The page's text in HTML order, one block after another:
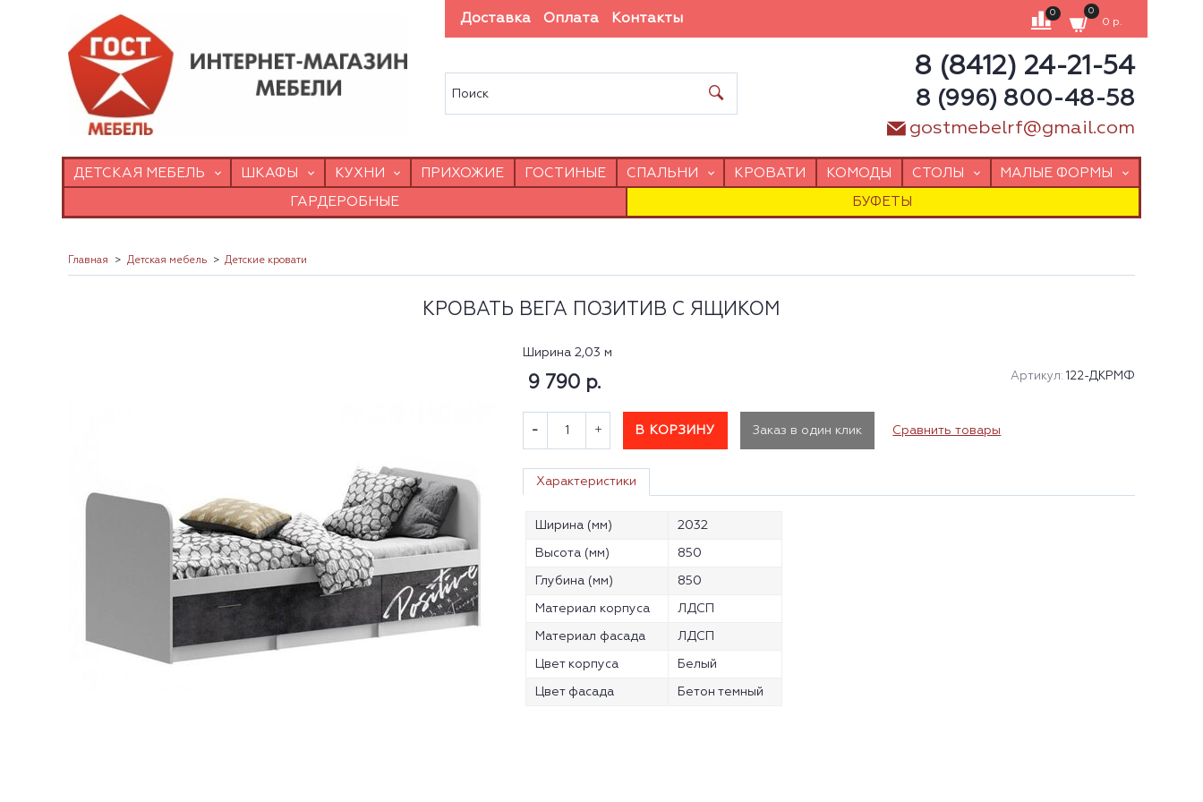
Доставка Оплата Контакты 0 0
0 р.
8 (8412) 24-21-54
8 (996) 800-48-58
gostmebelrf@gmail.com
ДЕТСКАЯ МЕБЕЛЬ ШКАФЫ КУХНИ ПРИХОЖИЕ ГОСТИНЫЕ СПАЛЬНИ КРОВАТИ КОМОДЫ СТОЛЫ МАЛЫЕ ФОРМЫ
ГАРДЕРОБНЫЕ БУФЕТЫ
Главная Детская мебель Детские кровати
КРОВАТЬ ВЕГА ПОЗИТИВ С ЯЩИКОМ
Ширина 2,03 м
Артикул: 122-ДКРМФ
9 790 р.
В КОРЗИНУ Заказ в один клик Сравнить товары
Характеристики
Ширина (мм) 2032
Высота (мм) 850
Глубина (мм) 850
Материал корпуса ЛДСП
Материал фасада ЛДСП
Цвет корпуса Белый
Цвет фасада Бетон темный